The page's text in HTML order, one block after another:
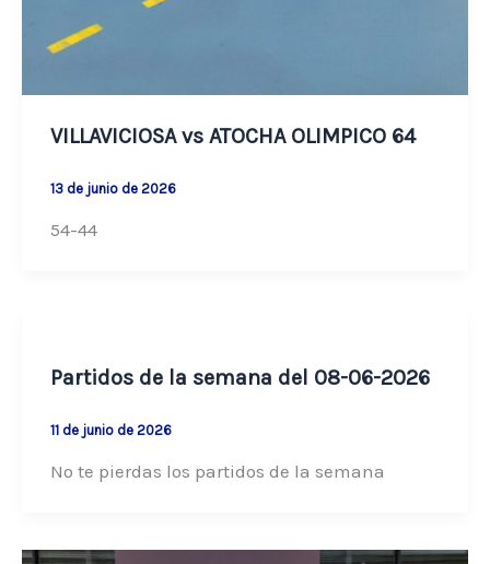
VILLAVICIOSA vs ATOCHA OLIMPICO 64
13 de junio de 2026
54-44
Partidos de la semana del 08-06-2026
11 de junio de 2026
No te pierdas los partidos de la semana